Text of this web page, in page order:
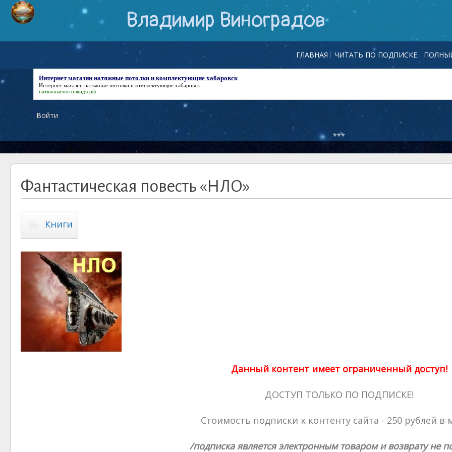
Владимир Виноградов
ГЛАВНАЯ ЧИТАТЬ ПО ПОДПИСКЕ
Интернет магазин натяжные потолки и комплектующие хабаровск
Интернет магазин натяжные потолки и комплектующие хабаровск
натяжныепотолкидв.рф
Войти
***
Фантастическая повесть «НЛО»
Книги
Данный контент имеет ограниченный доступ!
ДОСТУП ТОЛЬКО ПО ПОДПИСКЕ!
Стоимость подписки к контенту сайта - 250 рублей в
/подписка является электронным товаром и возврату не